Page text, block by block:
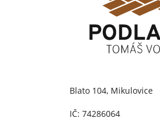
Blato 104, Mikulovice
IČ: 74286064